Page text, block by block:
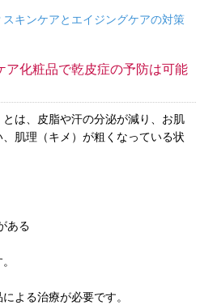
キンケアとエイジングケアの対策
ア化粧品で乾皮症の予防は可能
は、皮脂や汗の分泌が減り、お肌
肌理（キメ）が粗くなっている状
ある
よる治療が必要です。